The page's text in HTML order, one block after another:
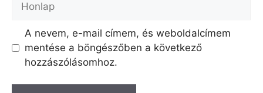
A nevem, e-mail címem, és weboldalcímem
mentése a böngészőben a következő
hozzászólásomhoz.